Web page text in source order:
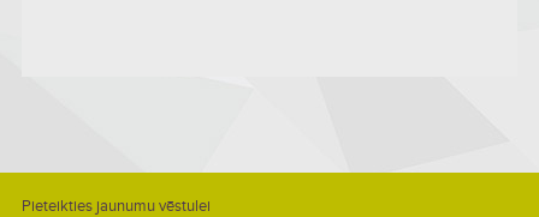
Pieteikties jaunumu vēstulei